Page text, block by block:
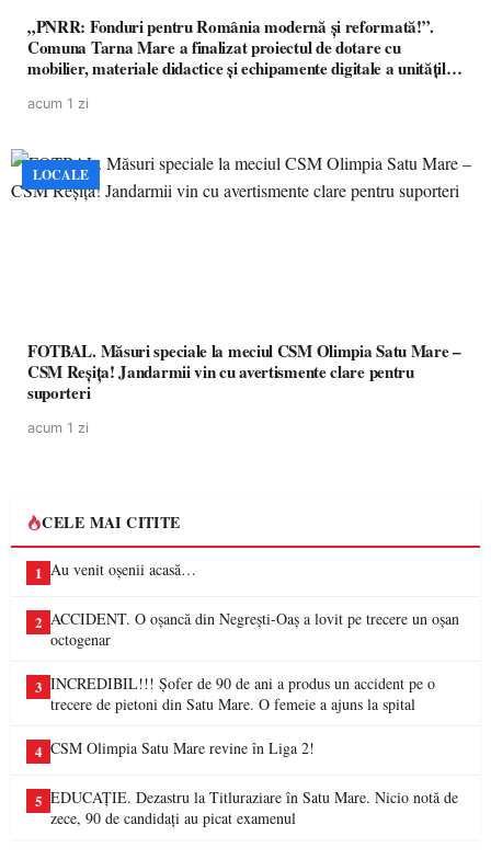
„PNRR: Fonduri pentru România modernă și reformată!”.
Comuna Tarna Mare a finalizat proiectul de dotare cu
mobilier, materiale didactice și echipamente digitale a unităților
acum 1 zi
LOCALE
FOTBAL. Măsuri speciale la meciul CSM Olimpia Satu Mare –
CSM Reșița! Jandarmii vin cu avertismente clare pentru
suporteri
acum 1 zi
CELE MAI CITITE
1 Au venit oșenii acasă…
2 ACCIDENT. O oșancă din Negrești-Oaș a lovit pe trecere un oșan
octogenar
3 INCREDIBIL!!! Șofer de 90 de ani a produs un accident pe o
trecere de pietoni din Satu Mare. O femeie a ajuns la spital
4 CSM Olimpia Satu Mare revine în Liga 2!
5 EDUCAȚIE. Dezastru la Titluraziare în Satu Mare. Nicio notă de
zece, 90 de candidați au picat examenul